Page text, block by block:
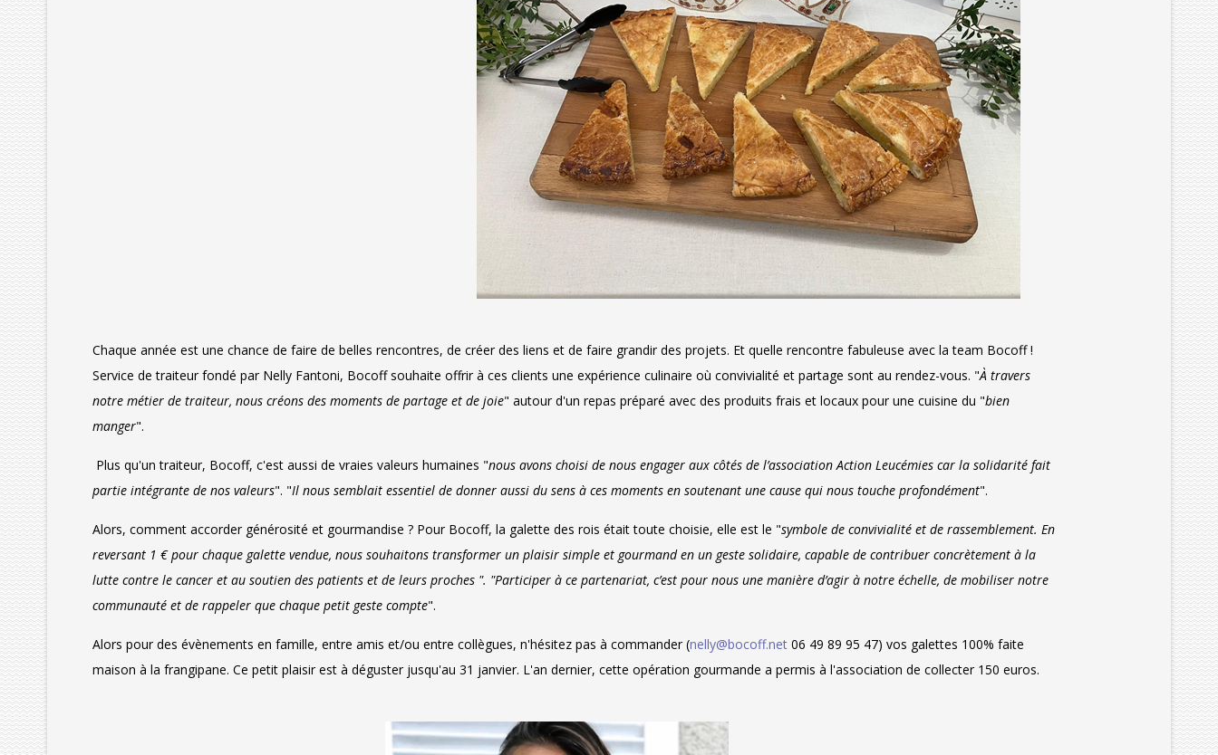
Chaque année est une chance de faire de belles rencontres, de créer des liens et de faire grandir des projets. Et quelle rencontre fabuleuse avec la team Bocoff !
Service de traiteur fondé par Nelly Fantoni, Bocoff souhaite offrir à ces clients une expérience culinaire où convivialité et partage sont au rendez-vous. "À travers
notre métier de traiteur, nous créons des moments de partage et de joie" autour d'un repas préparé avec des produits frais et locaux pour une cuisine du "bien
manger".
Plus qu'un traiteur, Bocoff, c'est aussi de vraies valeurs humaines "nous avons choisi de nous engager aux côtés de l’association Action Leucémies car la solidarité fait
partie intégrante de nos valeurs". "Il nous semblait essentiel de donner aussi du sens à ces moments en soutenant une cause qui nous touche profondément".
Alors, comment accorder générosité et gourmandise ? Pour Bocoff, la galette des rois était toute choisie, elle est le "symbole de convivialité et de rassemblement. En
reversant 1 € pour chaque galette vendue, nous souhaitons transformer un plaisir simple et gourmand en un geste solidaire, capable de contribuer concrètement à la
lutte contre le cancer et au soutien des patients et de leurs proches ". "Participer à ce partenariat, c’est pour nous une manière d’agir à notre échelle, de mobiliser notre
communauté et de rappeler que chaque petit geste compte".
Alors pour des évènements en famille, entre amis et/ou entre collègues, n'hésitez pas à commander (nelly@bocoff.net 06 49 89 95 47) vos galettes 100% faite
maison à la frangipane. Ce petit plaisir est à déguster jusqu'au 31 janvier. L'an dernier, cette opération gourmande a permis à l'association de collecter 150 euros.